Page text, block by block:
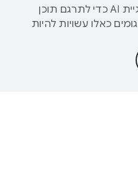
‫Google משתמשת בטכנולוגיית AI כדי לתרגם תוכן
כאלו עשויות להיות